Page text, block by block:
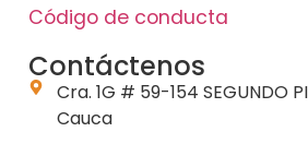
Código de conducta
Contáctenos
Cra. 1G # 59-154 SEGUNDO
Cauca